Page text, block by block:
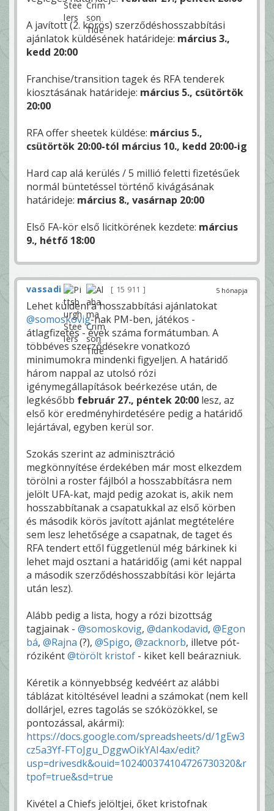
A javított (2. körös) szerződéshosszabbítási
ajánlatok küldésének határideje: március 3.,
kedd 20:00
Franchise/transition tagek és RFA tenderek
kiosztásának határideje: március 5., csütörtök
20:00
RFA offer sheetek küldése: március 5.,
csütörtök 20:00-tól március 10., kedd 20:00-ig
Hard cap alá kerülés / 5 millió feletti fizetésűek
normál büntetéssel történő kivágásának
határideje: március 8., vasárnap 20:00
Első FA-kör első licitkörének kezdete: március
9., hétfő 18:00
5 hónapja
vassadi 15 911
Lehet küldeni a hosszabbítási ajánlatokat
@somoskovig-nak PM-ben, játékos -
átlagfizetés - évek száma formátumban. A
többéves szerződésekre vonatkozó
minimumokra mindenki figyeljen. A határidő
három nappal az utolsó rózi
igénymegállapítások beérkezése után, de
legkésőbb február 27., péntek 20:00 lesz, az
első kör eredményhirdetésére pedig a határidő
lejártával, egyben kerül sor.
Szokás szerint az adminisztráció
megkönnyítése érdekében már most elkezdem
törölni a roster fájlból a hosszabbításra nem
jelölt UFA-kat, majd pedig azokat is, akik nem
hosszabbítanak a csapatukkal az első körben
és második körös javított ajánlat megtételére
sem lesz lehetősége a csapatnak, de taget és
RFA tendert ettől függetlenül még bárkinek ki
lehet majd osztani a határidőig (ami két nappal
a második szerződéshosszabbítási kör lejárta
után lesz).
Alább pedig a lista, hogy a rózi bizottság
tagjainak - @somoskovig, @dankodavid, @Egon
bá, @Rajna (?), @Spigo, @zacknorb, illetve pót-
róziként@törölt kristof - kiket kell beárazniuk.
Kéretik a könnyebbség kedvéért az alábbi
táblázat kitöltésével leadni a számokat (nem kell
dollárjel, ezres tagolás se szóközökkel, se
pontozással, akármi):
https://docs.google.com/spreadsheets/d/1gEw3
cz5a3Yf-FToJgu_DggwOikYAI4ax/edit?
usp=drivesdk&ouid=102400374104726730320&r
tpof=true&sd=true
Kivétel a Chiefs jelöltjei, őket kristofnak